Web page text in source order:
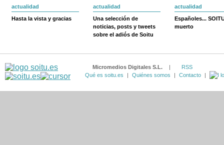
actualidad
Hasta la vista y gracias
actualidad
Una selección de
noticias, posts y tweets
sobre el adiós de Soitu
actualidad
Españoles...
muerto
Micromedios Digitales S.L. |
RSS
Qué es soitu.es
| Quiénes somos | Contacto |